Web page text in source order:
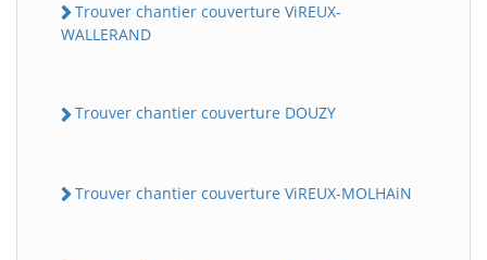
Trouver chantier couverture ViREUX-
WALLERAND
Trouver chantier couverture DOUZY
Trouver chantier couverture ViREUX-MOLHAiN